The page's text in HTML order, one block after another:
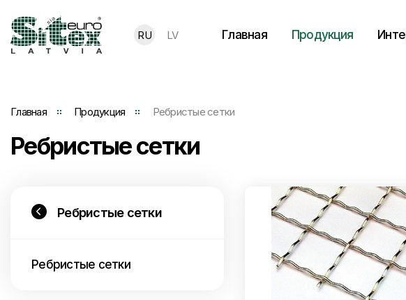
RU LV Главная Продукция
Главная Продукция Ребристые сетки
Ребристые сетки
Ребристые сетки
Ребристые сетки